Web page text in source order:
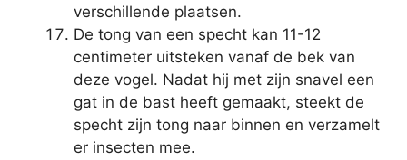
verschillende plaatsen.
De tong van een specht kan 11-12
centimeter uitsteken vanaf de bek van
deze vogel. Nadat hij met zijn snavel een
gat in de bast heeft gemaakt, steekt de
specht zijn tong naar binnen en verzamelt
er insecten mee.